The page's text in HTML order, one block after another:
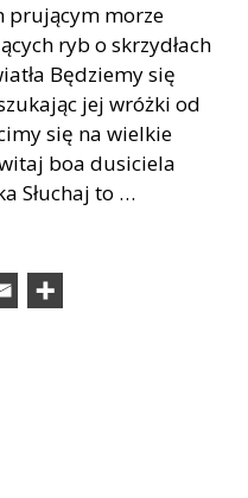
prującym morze
ryb o skrzydłach
Będziemy się
jej wróżki od
się na wielkie
boa dusiciela
Słuchaj to …